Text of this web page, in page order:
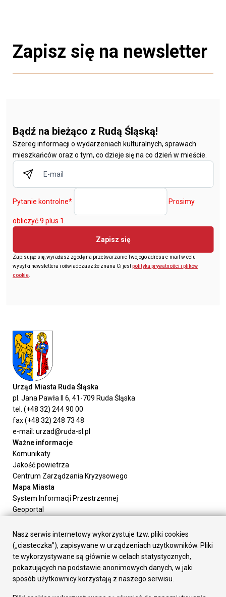
Zapisz się na newsletter
Bądź na bieżąco z Rudą Śląską!
Szereg informacji o wydarzeniach kulturalnych, sprawach
mieszkańców oraz o tym, co dzieje się na co dzień w mieście.
Pytanie kontrolne* Prosimy
obliczyć 9 plus 1.
Zapisz się
Zapisując się, wyrażasz zgodę na przetwarzanie Twojego adresu e-mail w celu
wysyłki newslettera i oświadczasz że znana Ci jestpolityka prywatności i plików
cookie
Urząd Miasta Ruda Śląska
pl. Jana Pawła II 6, 41-709 Ruda Śląska
tel. (+48 32) 244 90 00
fax (+48 32) 248 73 48
e-mail: urzad@ruda-sl.pl
Ważne informacje
Komunikaty
Jakość powietrza
Centrum Zarządzania Kryzysowego
Mapa Miasta
System Informacji Przestrzennej
Geoportal
Załatw sprawę
Prezydent Miasta
Rada Miasta
Wydziały
Elektroniczna Skrzynka Podawcza
Nasz serwis internetowy wykorzystuje tzw. pliki cookies
(„ciasteczka”), zapisywane w urządzeniach użytkowników. Pliki
te wykorzystywane są głównie w celach statystycznych,
pokazujących na podstawie anonimowych danych, w jaki
sposób użytkownicy korzystają z naszego serwisu.